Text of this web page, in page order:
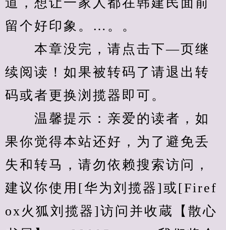
留个好印象。…。。
本章没完，请点击下—页继
续阅读！如果被转码了请退出转
码或者更换浏揽器即可。
温馨提示：亲爱的读者，如
果你觉得本站还好，为了避免丢
失和转马，请勿依赖搜索访问，
建议你使用[华为刘揽器]或[Firef
ox火狐刘揽器]访问并收蔵【散心